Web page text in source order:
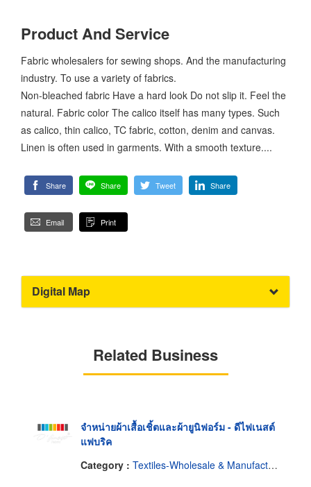
Product And Service
Fabric wholesalers for sewing shops. And the manufacturing
industry. To use a variety of fabrics.
Non-bleached fabric Have a hard look Do not slip it. Feel the
natural. Fabric color The calico itself has many types. Such
as calico, thin calico, TC fabric, cotton, denim and canvas.
Linen is often used in garments. With a smooth texture....
Share Share Tweet Share
Email Print
Digital Map
Related Business
จำหน่ายผ้าเสื้อเชิ้ตและผ้ายูนิฟอร์ม - ดีไฟเนสต์
แฟบริค
Category : Textiles-Wholesale & Manufacturers